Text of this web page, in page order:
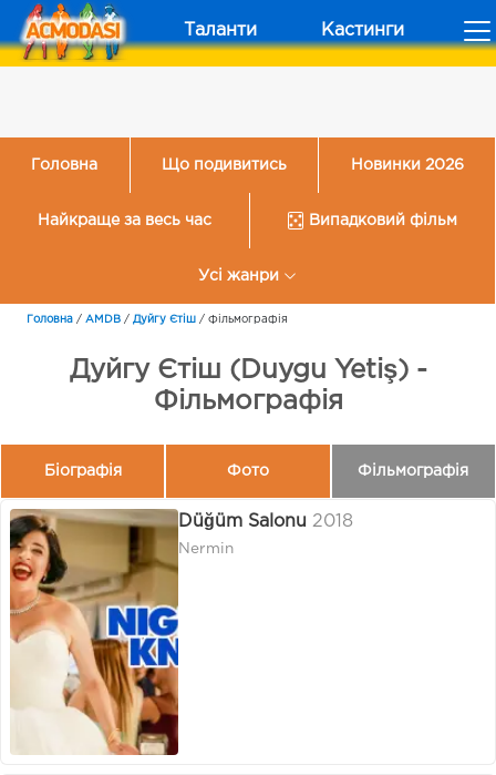
Таланти Кастинги
Головна Що подивитись Новинки 2026
Найкраще за весь час Випадковий фільм
Усі жанри
Головна / AMDB / Дуйгу Єтіш / Фільмографія
Дуйгу Єтіш (Duygu Yetiş) -
Фільмографія
Біографія Фото Фільмографія
Düğüm Salonu 2018
Nermin